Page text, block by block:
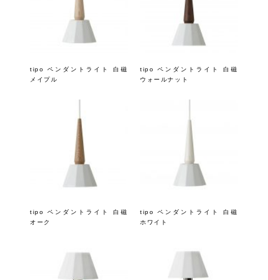
tipo ペンダントライト 白磁
メイプル
tipo ペンダントライト 白磁
ウォールナット
tipo ペンダントライト 白磁
オーク
tipo ペンダントライト 白磁
ホワイト